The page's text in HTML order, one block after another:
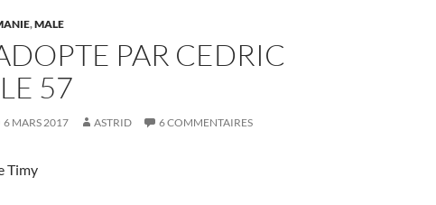
,MALE
PAR CEDRIC
57
6 MARS 2017 ASTRID 6 COMMENTAIRES
Timy